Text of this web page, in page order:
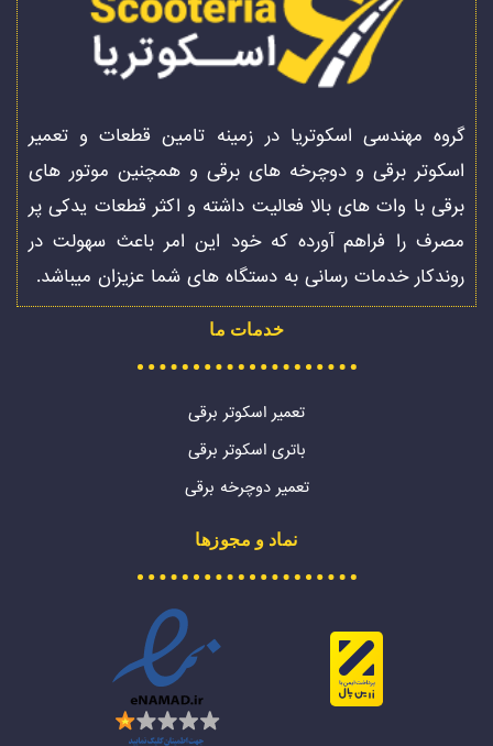
گروه مهندسی اسکوتریا در زمینه تامین قطعات و تعمیر
اسکوتر برقی و دوچرخه های برقی و همچنین موتور های
برقی با وات های بالا فعالیت داشته و اکثر قطعات یدکی پر
مصرف را فراهم آورده که خود این امر باعث سهولت در
روندکار خدمات رسانی به دستگاه های شما عزیزان میباشد.
خدمات ما
تعمیر اسکوتر برقی
باتری اسکوتر برقی
تعمیر دوچرخه برقی
نماد و مجوزها